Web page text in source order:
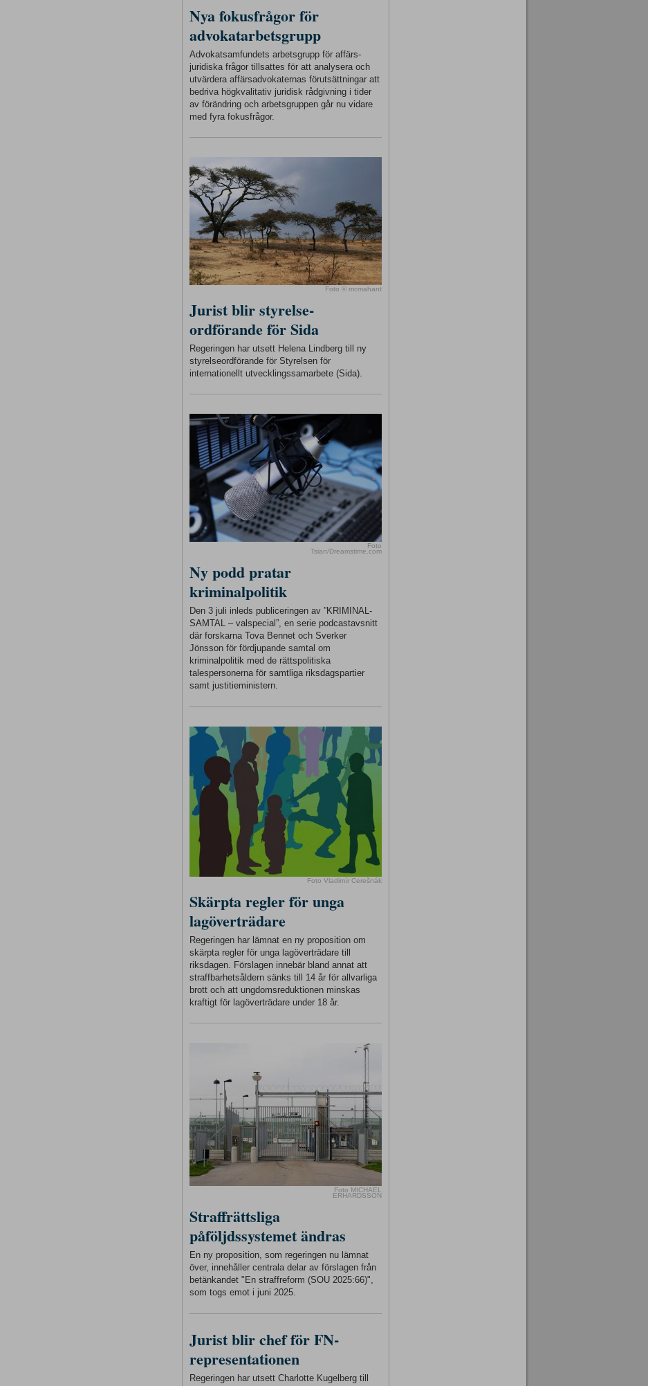
Nya fokusfrågor för
advokatarbetsgrupp
Advokatsamfundets arbetsgrupp för affärs-
juridiska frågor tillsattes för att analysera och
utvärdera affärsadvokaternas förutsättningar att
bedriva högkvalitativ juridisk rådgivning i tider
av förändring och arbetsgruppen går nu vidare
med fyra fokusfrågor.
Foto © mcmahant
Jurist blir styrelse-
ordförande för Sida
Regeringen har utsett Helena Lindberg till ny
styrelseordförande för Styrelsen för
internationellt utvecklingssamarbete (Sida).
Foto
Tsian/Dreamstime.com
Ny podd pratar
kriminalpolitik
Den 3 juli inleds publiceringen av ”KRIMINAL-
SAMTAL – valspecial”, en serie podcastavsnitt
där forskarna Tova Bennet och Sverker
Jönsson för fördjupande samtal om
kriminalpolitik med de rättspolitiska
talespersonerna för samtliga riksdagspartier
samt justitieministern.
Foto Vladimír Cerešnák
Skärpta regler för unga
lagöverträdare
Regeringen har lämnat en ny proposition om
skärpta regler för unga lagöverträdare till
riksdagen. Förslagen innebär bland annat att
straffbarhetsåldern sänks till 14 år för allvarliga
brott och att ungdomsreduktionen minskas
kraftigt för lagöverträdare under 18 år.
Foto MICHAEL
ERHARDSSON
Straffrättsliga
påföljdssystemet ändras
En ny proposition, som regeringen nu lämnat
över, innehåller centrala delar av förslagen från
betänkandet "En straffreform (SOU 2025:66)",
som togs emot i juni 2025.
Jurist blir chef för FN-
representationen
Regeringen har utsett Charlotte Kugelberg till